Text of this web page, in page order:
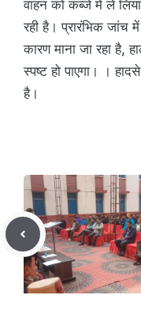
वाहन को कब्जे में ले
रही है। प्रारंभिक जांच
कारण माना जा रहा है,
स्पष्ट हो पाएगा। ।
है।